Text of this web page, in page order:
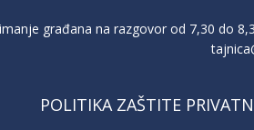
građana na razgovor od 7,30 do
POLITIKA ZAŠTITE